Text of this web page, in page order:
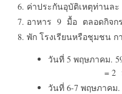
ค่าประกันอุบัติเหตุท่านละ
อาหาร 9 มื้อ ตลอดกิจก
พัก โรงเรียนหรือชุมชน
วันที่ 5 พฤษภาคม.
= 2 มื้
วันที่ 6-7 พฤษภาคม.